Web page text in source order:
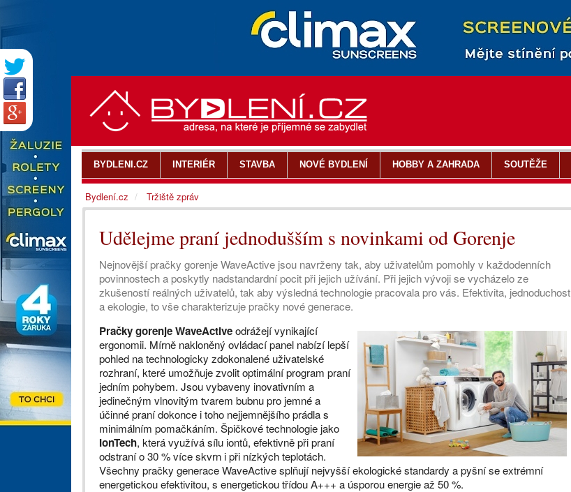
Udělejme praní jednodušším s novinkami od Gorenje
Nejnovější pračky gorenje WaveActive jsou navrženy tak, aby uživatelům pomohly v každodenních
povinnostech a poskytly nadstandardní pocit při jejich užívání. Při jejich vývoji se vycházelo ze
zkušeností reálných uživatelů, tak aby výsledná technologie pracovala pro vás. Efektivita, jednoduchost
a ekologie, to vše charakterizuje pračky nové generace.
Pračky gorenje WaveActiveodrážejí vynikající
ergonomii. Mírně nakloněný ovládací panel nabízí lepší
pohled na technologicky zdokonalené uživatelské
rozhraní, které umožňuje zvolit optimální program praní
jedním pohybem. Jsou vybaveny inovativním a
jedinečným vlnovitým tvarem bubnu pro jemné a
účinné praní dokonce i toho nejjemnějšího prádla s
minimálním pomačkáním. Špičkové technologie jako
IonTech, která využívá sílu iontů, efektivně při praní
odstraní o 30 % více skvrn i při nízkých teplotách.
Všechny pračky generace WaveActive splňují nejvyšší ekologické standardy a pyšní se extrémní
energetickou efektivitou, s energetickou třídou A+++ a úsporou energie až 50 %.
BYDLENI.CZ INTERIÉR STAVBA NOVÉ BYDLENÍ HOBBY A ZAHRADA SOUTĚŽE
Bydlení.cz Tržiště zpráv